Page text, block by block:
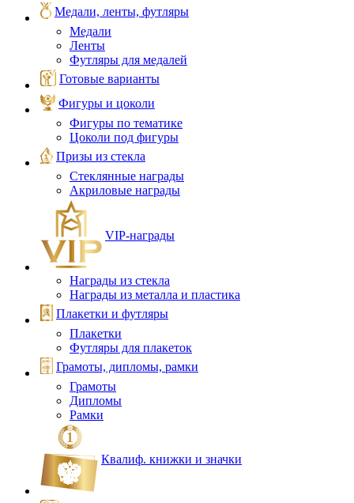
Медали, ленты, футляры
Медали
Ленты
Футляры для медалей
Готовые варианты
Фигуры и цоколи
Фигуры по тематике
Цоколи под фигуры
Призы из стекла
Стеклянные награды
Акриловые награды
VIP‑награды
Награды из стекла
Награды из металла и пластика
Плакетки и футляры
Плакетки
Футляры для плакеток
Грамоты, дипломы, рамки
Грамоты
Дипломы
Рамки
Квалиф. книжки и значки